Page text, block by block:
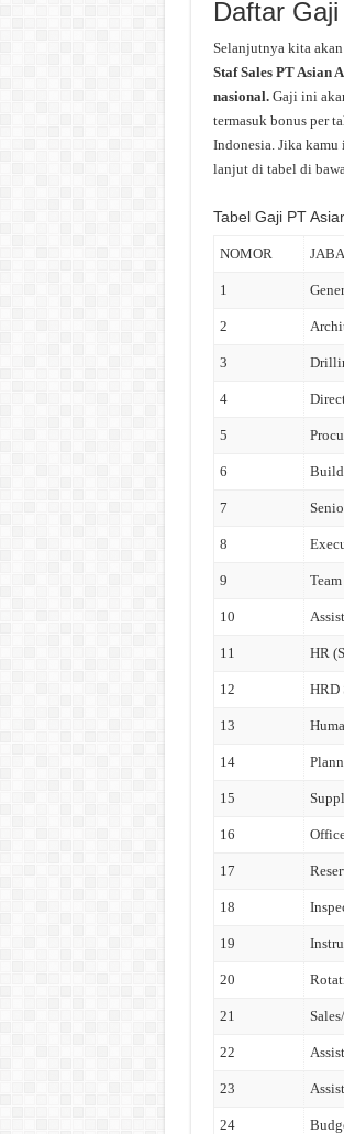
Daftar
Selanjutnya kita akan
Staf Sales PT Asian
nasional. Gaji ini
termasuk bonus per
Indonesia. Jika
lanjut di tabel di
Tabel Gaji PT
NOMOR
1
2
3
4
5
6
7
8
9
10
11 HR
12 HRD
13
14
15
16
17
18
19
20
21
22
23
24